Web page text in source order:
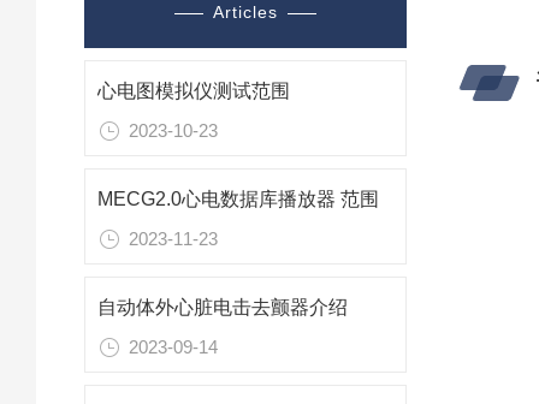
Articles
心电图模拟仪测试范围
2023-10-23
MECG2.0心电数据库播放器 范围
2023-11-23
自动体外心脏电击去颤器介绍
2023-09-14